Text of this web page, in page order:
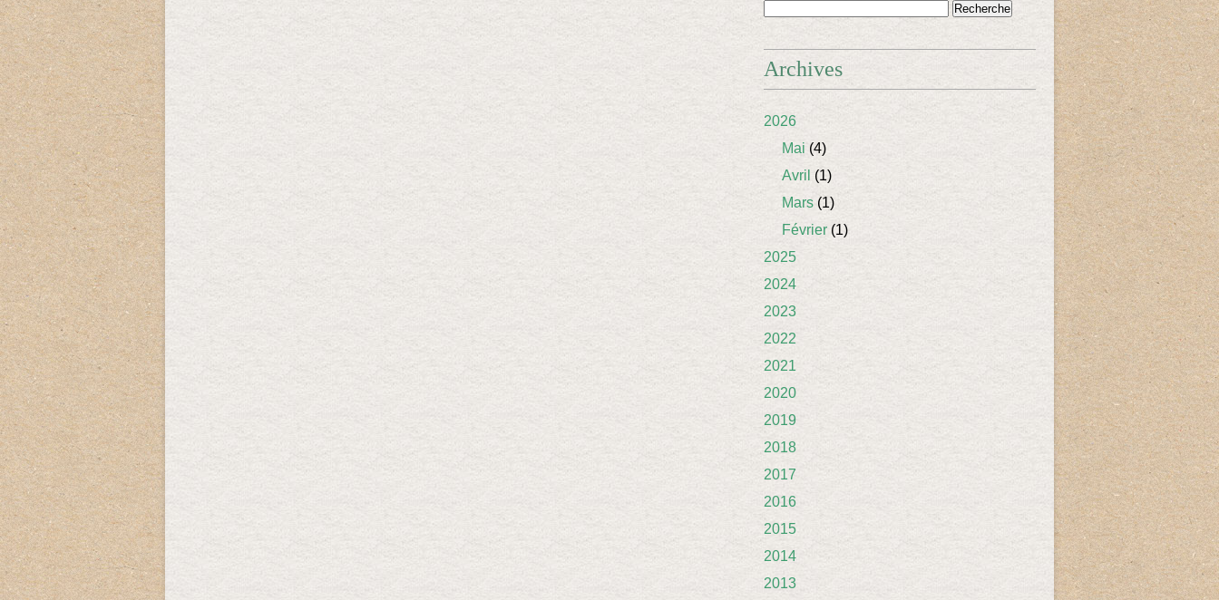
Archives
2026
Mai (4)
Avril (1)
Mars (1)
Février (1)
2025
2024
2023
2022
2021
2020
2019
2018
2017
2016
2015
2014
2013